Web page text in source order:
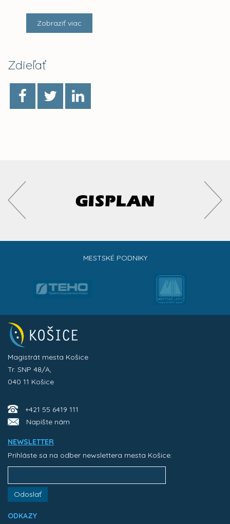
Zobraziť viac
Zdieľať
MESTSKÉ PODNIKY
Magistrát mesta Košice
Tr. SNP 48/A,
040 11 Košice
+421 55 6419 111
Napíšte nám
NEWSLETTER
Prihláste sa na odber newslettera mesta Košice:
Odoslať
ODKAZY